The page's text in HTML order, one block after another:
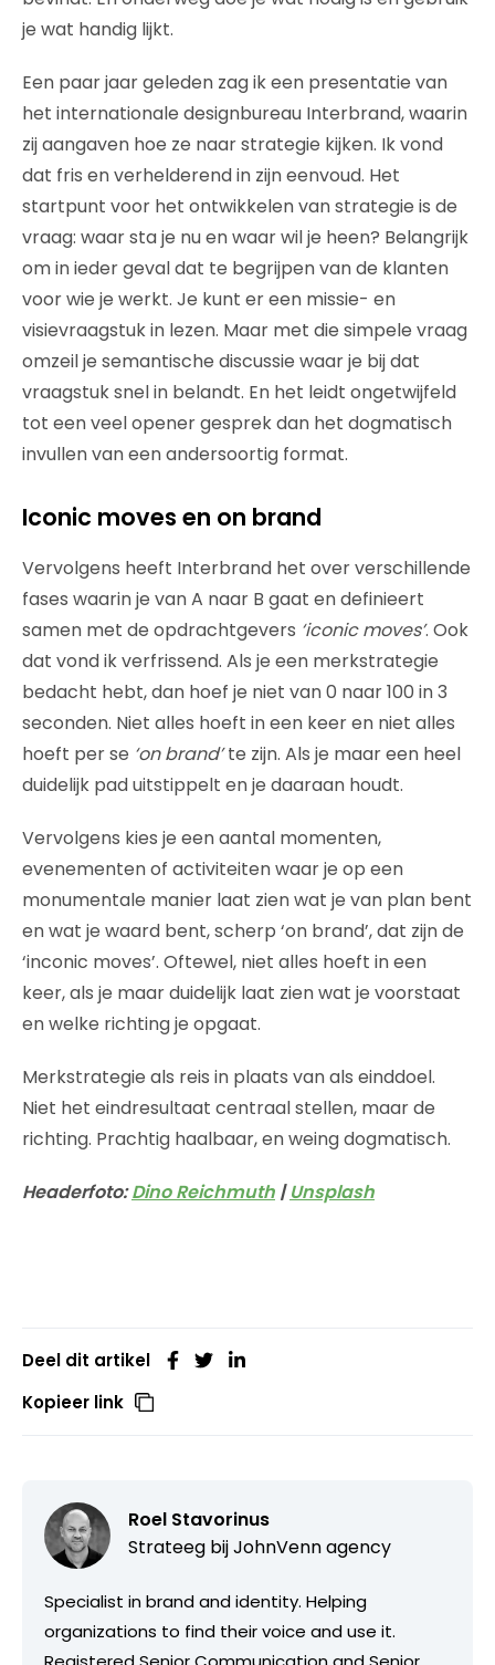
je wat handig lijkt.
Een paar jaar geleden zag ik een presentatie van
het internationale designbureau Interbrand, waarin
zij aangaven hoe ze naar strategie kijken. Ik vond
dat fris en verhelderend in zijn eenvoud. Het
startpunt voor het ontwikkelen van strategie is de
vraag: waar sta je nu en waar wil je heen? Belangrijk
om in ieder geval dat te begrijpen van de klanten
voor wie je werkt. Je kunt er een missie- en
visievraagstuk in lezen. Maar met die simpele vraag
omzeil je semantische discussie waar je bij dat
vraagstuk snel in belandt. En het leidt ongetwijfeld
tot een veel opener gesprek dan het dogmatisch
invullen van een andersoortig format.
Iconic moves en on brand
Vervolgens heeft Interbrand het over verschillende
fases waarin je van A naar B gaat en definieert
samen met de opdrachtgevers ‘iconic moves’. Ook
dat vond ik verfrissend. Als je een merkstrategie
bedacht hebt, dan hoef je niet van 0 naar 100 in 3
seconden. Niet alles hoeft in een keer en niet alles
hoeft per se ‘on brand’te zijn. Als je maar een heel
duidelijk pad uitstippelt en je daaraan houdt.
Vervolgens kies je een aantal momenten,
evenementen of activiteiten waar je op een
monumentale manier laat zien wat je van plan bent
en wat je waard bent, scherp ‘on brand’, dat zijn de
‘inconic moves’. Oftewel, niet alles hoeft in een
keer, als je maar duidelijk laat zien wat je voorstaat
en welke richting je opgaat.
Merkstrategie als reis in plaats van als einddoel.
Niet het eindresultaat centraal stellen, maar de
richting. Prachtig haalbaar, en weing dogmatisch.
Headerfoto:Dino Reichmuth |Unsplash
Deel dit artikel
Kopieer link
Roel Stavorinus
Strateeg bijJohnVenn agency
Specialist in brand and identity. Helping
organizations to find their voice and use it.